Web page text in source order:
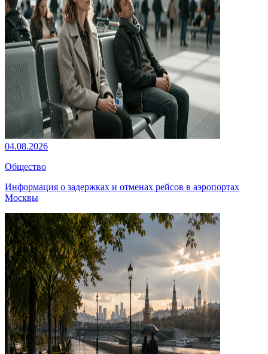
04.08.2026
Общество
Информация о задержках и отменах рейсов в аэропортах
Москвы